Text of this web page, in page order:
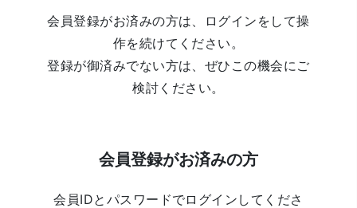
会員登録がお済みの方は、ログインをして操
作を続けてください。
登録が御済みでない方は、ぜひこの機会にご
検討ください。
会員登録がお済みの方
会員IDとパスワードでログインしてくださ